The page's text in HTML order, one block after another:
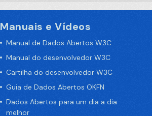
Manuais e Vídeos
Manual de Dados Abertos W3C
Manual do desenvolvedor W3C
Cartilha do desenvolvedor W3C
Guia de Dados Abertos OKFN
Dados Abertos para um dia a dia
melhor